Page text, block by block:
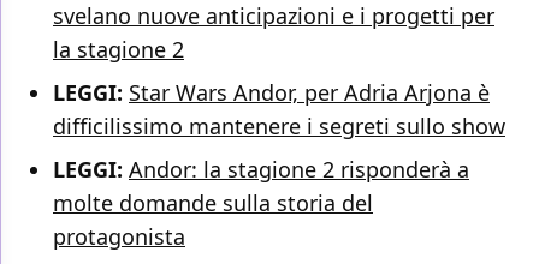
svelano nuove anticipazioni e i progetti per
la stagione 2
LEGGI: Star Wars Andor, per Adria Arjona è
difficilissimo mantenere i segreti sullo show
LEGGI: Andor: la stagione 2 risponderà a
molte domande sulla storia del
protagonista